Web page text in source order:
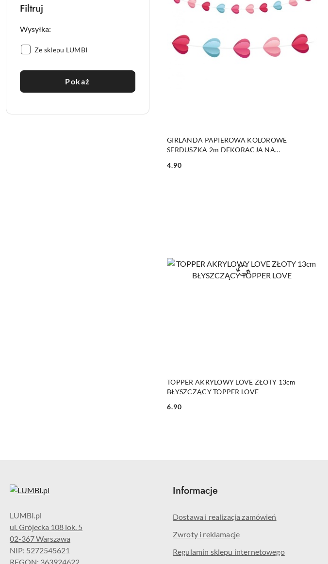
Filtruj
Wysyłka:
Wysyłka::
Ze sklepu LUMBI
Pokaż
GIRLANDA PAPIEROWA KOLOROWE
SERDUSZKA 2m DEKORACJA NA
Cena:
4.90
TOPPER AKRYLOWY LOVE ZŁOTY 13cm
BŁYSZCZĄCY TOPPER LOVE
Cena:
6.90
ul. Grójecka 108 lok. 5
02-367 Warszawa
NIP: 5272545621
REGON: 363924622
Informacje
Dostawa i realizacja zamówień
Zwroty i reklamacje
Regulamin sklepu internetowego